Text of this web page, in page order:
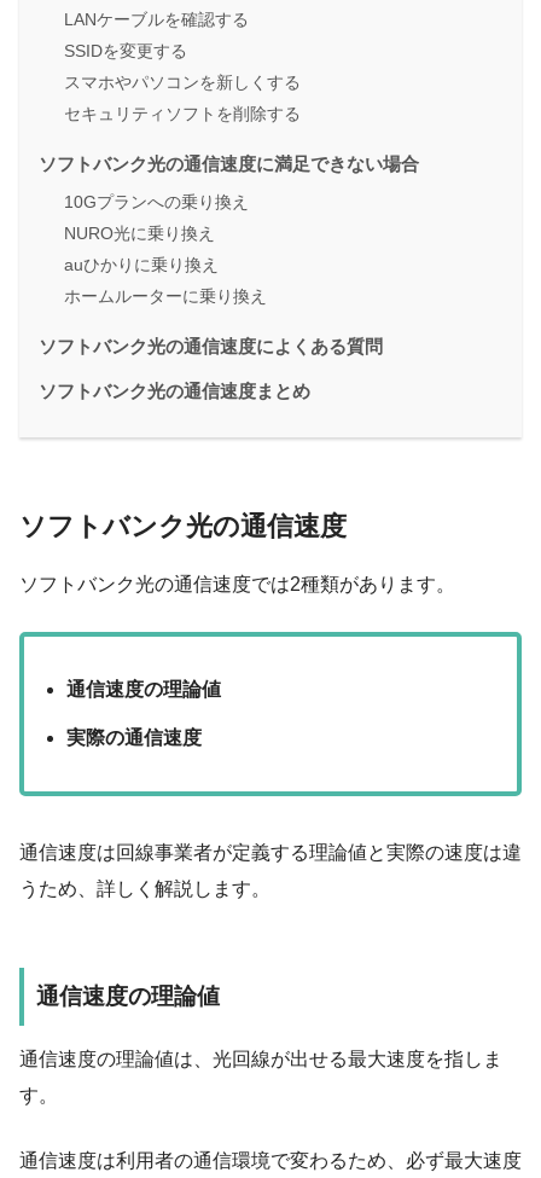
LANケーブルを確認する
SSIDを変更する
スマホやパソコンを新しくする
セキュリティソフトを削除する
ソフトバンク光の通信速度に満足できない場合
10Gプランへの乗り換え
NURO光に乗り換え
auひかりに乗り換え
ホームルーターに乗り換え
ソフトバンク光の通信速度によくある質問
ソフトバンク光の通信速度まとめ
ソフトバンク光の通信速度
ソフトバンク光の通信速度では2種類があります。
通信速度の理論値
実際の通信速度
通信速度は回線事業者が定義する理論値と実際の速度は違
うため、詳しく解説します。
通信速度の理論値
通信速度の理論値は、光回線が出せる最大速度を指しま
す。
通信速度は利用者の通信環境で変わるため、必ず最大速度